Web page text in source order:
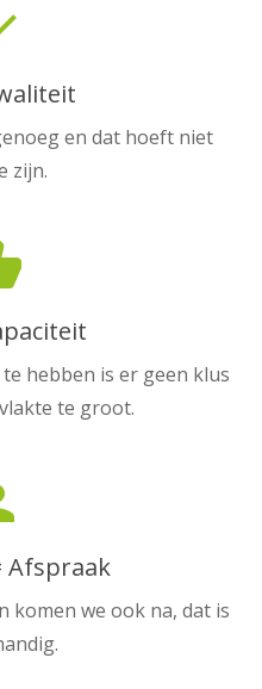
en dat hoeft niet
zijn.
hebben is er geen klus
te groot.
Afspraak
komen we ook na, dat is